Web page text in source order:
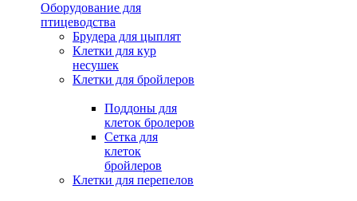
Оборудование для
птицеводства
Брудера для цыплят
Клетки для кур
несушек
Клетки для бройлеров
Поддоны для
клеток бролеров
Сетка для
клеток
бройлеров
Клетки для перепелов